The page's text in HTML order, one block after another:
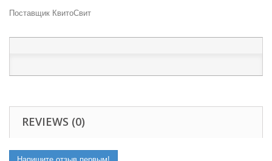
Поставщик КвитоСвит
REVIEWS (0)